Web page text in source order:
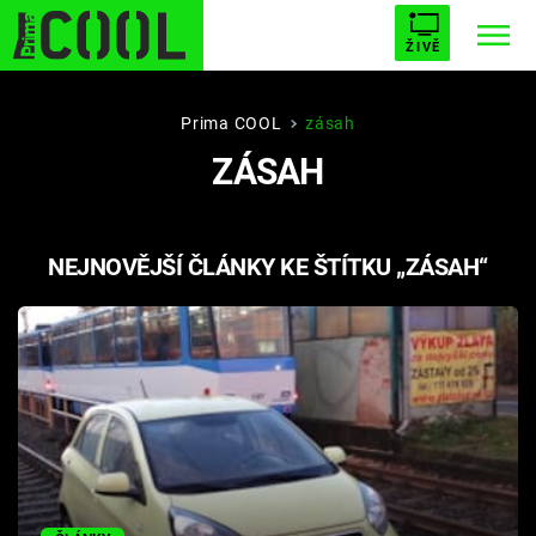
ŽIVĚ
STARHOUSE BUFFY, PŘEMOŽITELKA UPÍRŮ
PLNEJ KOTEL AVENGERS 5
Témata
Filmy
Seriály
Hry
Prima COOL zásah
ZÁSAH
NEJNOVĚJŠÍ ČLÁNKY KE ŠTÍTKU „ZÁSAH“